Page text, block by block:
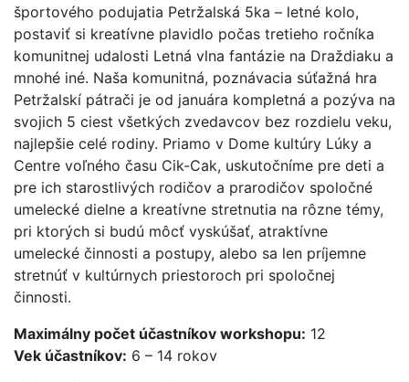
športového podujatia Petržalská 5ka – letné kolo,
postaviť si kreatívne plavidlo počas tretieho ročníka
komunitnej udalosti Letná vlna fantázie na Draždiaku a
mnohé iné. Naša komunitná, poznávacia súťažná hra
Petržalskí pátrači je od januára kompletná a pozýva na
svojich 5 ciest všetkých zvedavcov bez rozdielu veku,
najlepšie celé rodiny. Priamo v Dome kultúry Lúky a
Centre voľného času Cik-Cak, uskutočníme pre deti a
pre ich starostlivých rodičov a prarodičov spoločné
umelecké dielne a kreatívne stretnutia na rôzne témy,
pri ktorých si budú môcť vyskúšať, atraktívne
umelecké činnosti a postupy, alebo sa len príjemne
stretnúť v kultúrnych priestoroch pri spoločnej
činnosti.
Maximálny počet účastníkov workshopu: 12
Vek účastníkov: 6 – 14 rokov